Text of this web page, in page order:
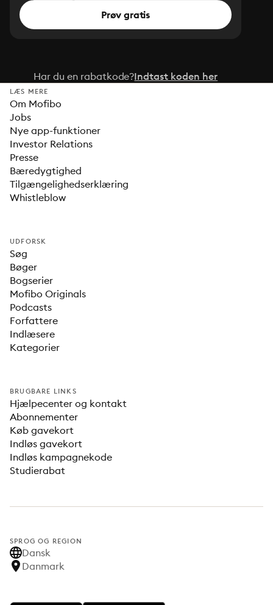
Prøv gratis
Har du en rabatkode?Indtast koden her
LÆS MERE
Om Mofibo
Jobs
Nye app-funktioner
Investor Relations
Presse
Bæredygtighed
Tilgængelighedserklæring
Whistleblow
UDFORSK
Søg
Bøger
Bogserier
Mofibo Originals
Podcasts
Forfattere
Indlæsere
Kategorier
BRUGBARE LINKS
Hjælpecenter og kontakt
Abonnementer
Køb gavekort
Indløs gavekort
Indløs kampagnekode
Studierabat
SPROG OG REGION
Dansk
Danmark